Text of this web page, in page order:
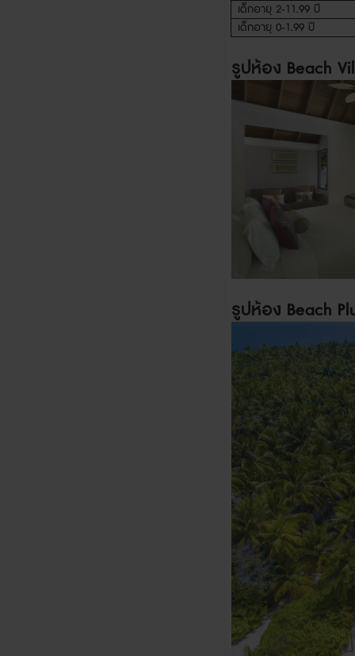
เด็กอายุ 2-11.99 ปี
เด็กอายุ 0-1.99 ปี
รูปห้อง Beach
รูปห้อง Beach